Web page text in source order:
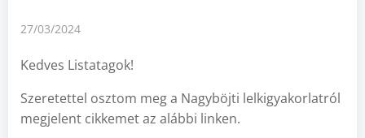
27/03/2024
Kedves Listatagok!
Szeretettel osztom meg a Nagyböjti lelkigyakorlatról
megjelent cikkemet az alábbi linken.